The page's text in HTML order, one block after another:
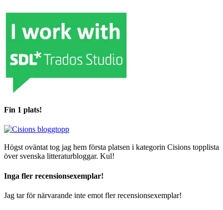
Fin 1 plats!
Högst oväntat tog jag hem första platsen i kategorin Cisions topplista
över svenska litteraturbloggar. Kul!
Inga fler recensionsexemplar!
Jag tar för närvarande inte emot fler recensionsexemplar!